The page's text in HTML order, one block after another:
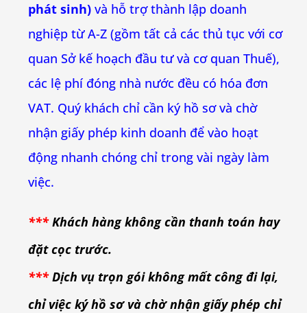
phát sinh)và hỗ trợ thành lập doanh
nghiệp từ A-Z (gồm tất cả các thủ tục với cơ
quan Sở kế hoạch đầu tư và cơ quan Thuế),
các lệ phí đóng nhà nước đều có hóa đơn
VAT. Quý khách chỉ cần ký hồ sơ và chờ
nhận giấy phép kinh doanh để vào hoạt
động nhanh chóng chỉ trong vài ngày làm
việc.
***Khách hàng không cần thanh toán hay
đặt cọc trước.
***Dịch vụ trọn gói không mất công đi lại,
chỉ việc ký hồ sơ và chờ nhận giấy phép chỉ